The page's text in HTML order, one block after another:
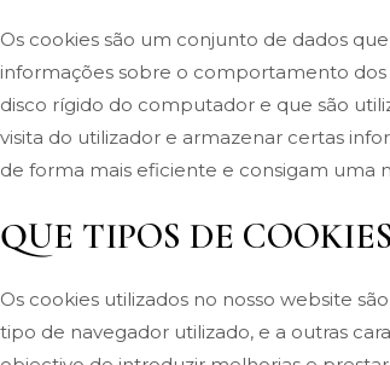
Os cookies são um conjunto de dados
informações sobre o comportamento dos
disco rígido do computador e que são
visita do utilizador e armazenar certas
de forma mais eficiente e consigam uma
QUE TIPOS DE
Os cookies utilizados no nosso website
tipo de navegador utilizado, e a outras